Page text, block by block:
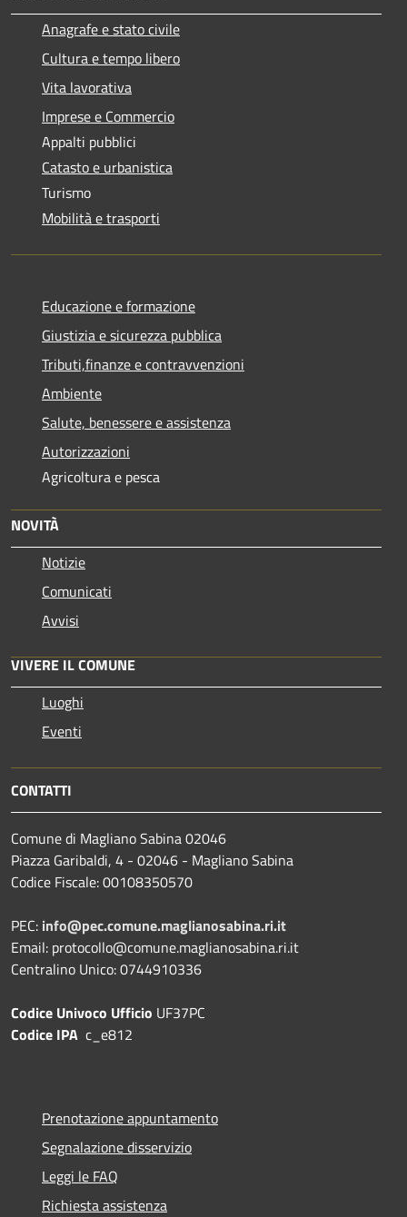
Anagrafe e stato civile
Cultura e tempo libero
Vita lavorativa
Imprese e Commercio
Appalti pubblici
Catasto e urbanistica
Turismo
Mobilità e trasporti
Educazione e formazione
Giustizia e sicurezza pubblica
Tributi,finanze e contravvenzioni
Ambiente
Salute, benessere e assistenza
Autorizzazioni
Agricoltura e pesca
NOVITÀ
Notizie
Comunicati
Avvisi
VIVERE IL COMUNE
Luoghi
Eventi
CONTATTI
Comune di Magliano Sabina 02046
Piazza Garibaldi, 4 - 02046 - Magliano Sabina
Codice Fiscale: 00108350570
PEC: info@pec.comune.maglianosabina.ri.it
Email: protocollo@comune.maglianosabina.ri.it
Centralino Unico: 0744910336
Codice Univoco Ufficio UF37PC
Codice IPA c_e812
Prenotazione appuntamento
Segnalazione disservizio
Leggi le FAQ
Richiesta assistenza